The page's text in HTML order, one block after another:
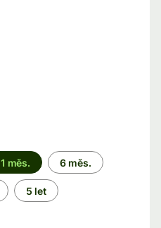
1 měs. 6 měs.
5 let